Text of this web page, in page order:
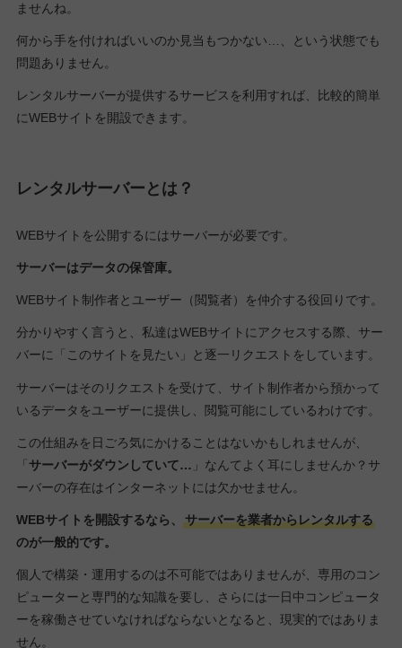
ませんね。
何から手を付ければいいのか見当もつかない…、という状態でも
問題ありません。
レンタルサーバーが提供するサービスを利用すれば、比較的簡単
にWEBサイトを開設できます。
レンタルサーバーとは？
WEBサイトを公開するにはサーバーが必要です。
サーバーはデータの保管庫。
WEBサイト制作者とユーザー（閲覧者）を仲介する役回りです。
分かりやすく言うと、私達はWEBサイトにアクセスする際、サー
バーに「このサイトを見たい」と逐一リクエストをしています。
サーバーはそのリクエストを受けて、サイト制作者から預かって
いるデータをユーザーに提供し、閲覧可能にしているわけです。
この仕組みを日ごろ気にかけることはないかもしれませんが、
「 サーバーがダウンしていて… 」なんてよく耳にしませんか？サ
ーバーの存在はインターネットには欠かせません。
WEBサイトを開設するなら、
サーバーを業者からレンタルする
のが一般的です。
個人で構築・運用するのは不可能ではありませんが、専用のコン
ピューターと専門的な知識を要し、さらには一日中コンピュータ
ーを稼働させていなければならないとなると、現実的ではありま
せん。